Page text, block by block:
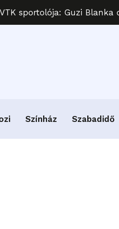
sportolója: Guzi
Színház Szabadidő